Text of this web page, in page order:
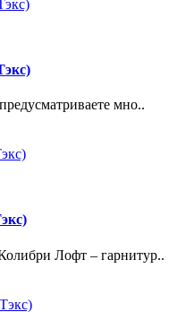
мно..
Лофт – гарнитур..